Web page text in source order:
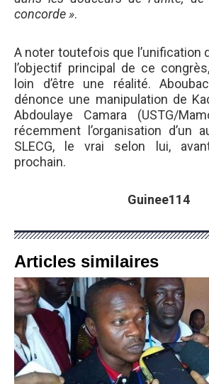
concorde ».
A noter toutefois que l’unification
l’objectif principal de ce
loin d’être une réalité.
dénonce une manipulation de
Abdoulaye Camara (USTG/
récemment l’organisation d’un
SLECG, le vrai selon lui,
prochain.
Guinee114
Articles similaires